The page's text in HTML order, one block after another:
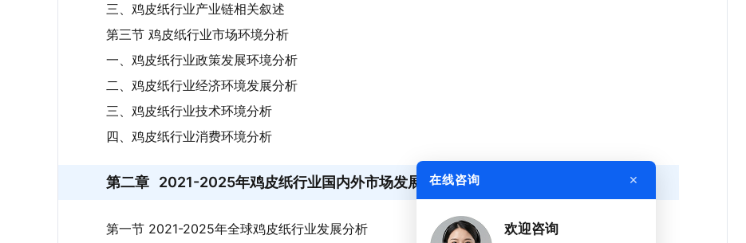
三、鸡皮纸行业产业链相关叙述
第三节 鸡皮纸行业市场环境分析
一、鸡皮纸行业政策发展环境分析
二、鸡皮纸行业经济环境发展分析
三、鸡皮纸行业技术环境分析
四、鸡皮纸行业消费环境分析
第二章 2021-2025年鸡皮纸行业国内外市场发展概述
第一节 2021-2025年全球鸡皮纸行业发展分析
在线咨询 ×
欢迎咨询